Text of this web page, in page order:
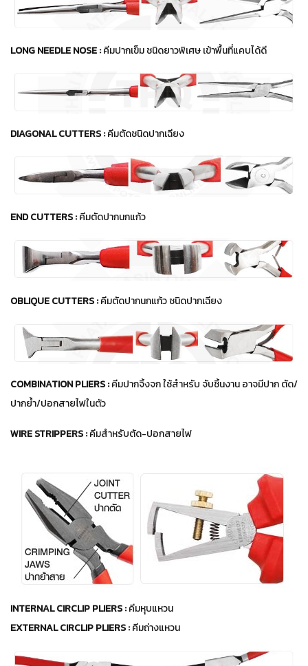
LONG NEEDLE NOSE :คีมปากเข็ม ชนิดยาวพิเศษ เข้าพื้นที่แคบได้ดี
DIAGONAL CUTTERS :คีมตัดชนิดปากเฉียง
END CUTTERS :คีมตัดปากนกแก้ว
OBLIQUE CUTTERS :คีมตัดปากนกแก้ว ชนิดปากเฉียง
COMBINATION PLIERS :คีมปากจิ้งจก ใช้สำหรับ จับชิ้นงาน อาจมีปาก ตัด/
ปากย้ำ/ปอกสายไฟในตัว
WIRE STRIPPERS :คีมสำหรับตัด-ปอกสายไฟ
INTERNAL CIRCLIP PLIERS :คีมหุบแหวน
EXTERNAL CIRCLIP PLIERS :คีมถ่างแหวน